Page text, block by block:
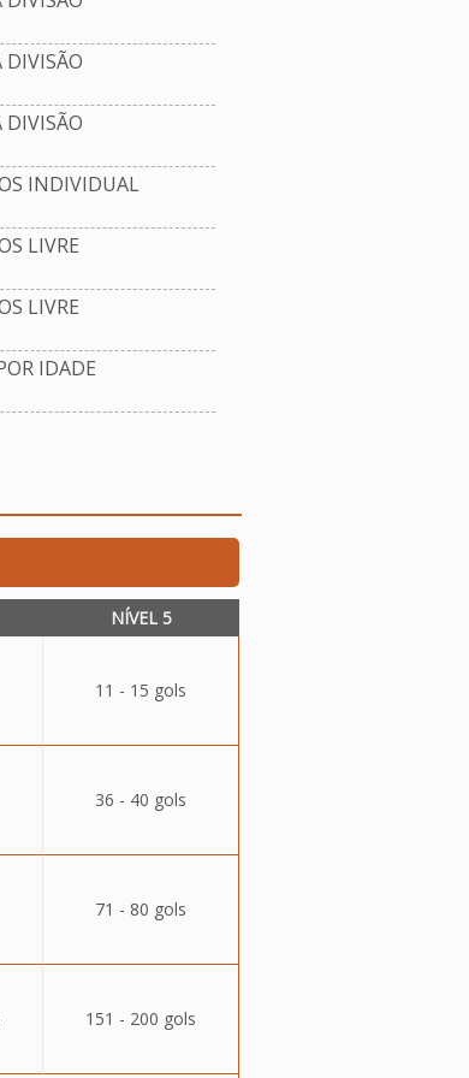
INDIVIDUAL
LIVRE
LIVRE
IDADE
NÍVEL 5
11 - 15 gols
36 - 40 gols
71 - 80 gols
151 - 200 gols